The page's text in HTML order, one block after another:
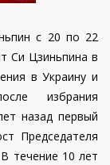
с 20 по 22
Си Цзиньпина в
в Украину и
избрания
назад первый
Председателя
течение 10 лет